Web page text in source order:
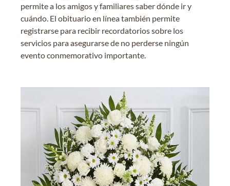
permite a los amigos y familiares saber dónde ir y
cuándo. El obituario en línea también permite
registrarse para recibir recordatorios sobre los
servicios para asegurarse de no perderse ningún
evento conmemorativo importante.